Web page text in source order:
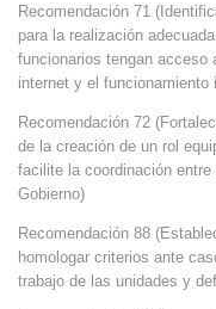
Recomendación 71
para la realización
funcionarios tengan acceso
internet y el
Recomendación 72
de la creación de un rol
facilite la coordinación
Gobierno)
Recomendación 88
homologar criterios ante
trabajo de las unidades y